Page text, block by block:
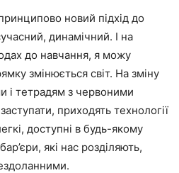
новий підхід до
динамічний. І на
до навчання, я можу
змінюється світ. На зміну
і тетрадям з червоними
приходять технології
доступні в будь-якому
які нас розділяють,